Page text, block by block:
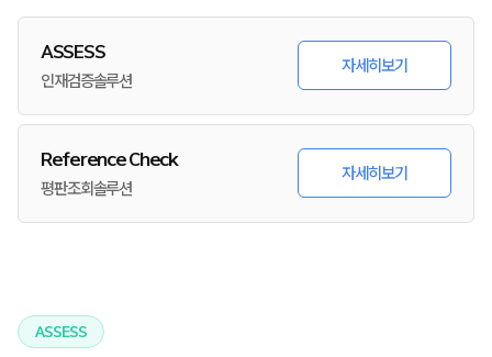
ASSESS
인재검증솔루션
자세히보기
Reference Check
평판조회솔루션
자세히보기
ASSESS